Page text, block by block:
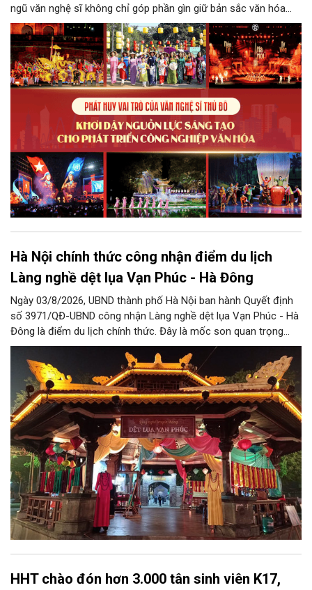
ngũ văn nghệ sĩ không chỉ góp phần gìn giữ bản sắc văn hóa
mà còn giữ vai trò trung tâm trong quá trình hình thành các sản
phẩm công nghiệp văn hóa có giá trị. Khơi dậy, phát huy và tạo
điều kiện để nguồn lực sáng tạo ấy phát triển sẽ là “chìa khóa”
để Hà Nội khai thác hiệu quả tiềm năng văn hóa, nâng cao năng
lực cạnh tranh và khẳng định vị thế của một trung tâm sáng tạo
trong kỷ nguyên mới.
Hà Nội chính thức công nhận điểm du lịch
Làng nghề dệt lụa Vạn Phúc - Hà Đông
Ngày 03/8/2026, UBND thành phố Hà Nội ban hành Quyết định
số 3971/QĐ-UBND công nhận Làng nghề dệt lụa Vạn Phúc - Hà
Đông là điểm du lịch chính thức. Đây là mốc son quan trọng
trong hành trình bảo tồn di sản văn hóa, đồng thời tạo cơ hội
lớn để làng nghề khẳng định vị thế, phát triển du lịch văn hóa
bền vững và lan tỏa tinh hoa lụa Việt.
HHT chào đón hơn 3.000 tân sinh viên K17,